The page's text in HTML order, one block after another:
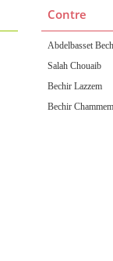
Contre
Abdelbasset
Salah Chouaib
Bechir Lazzem
Bechir Chammem